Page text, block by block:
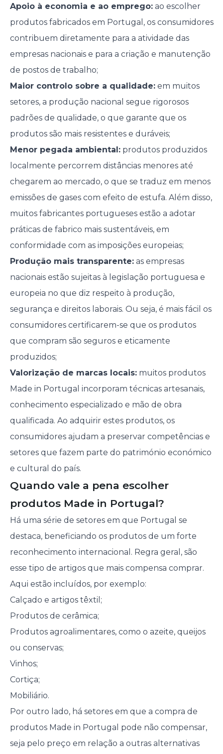
Apoio à economia e ao emprego:ao escolher
produtos fabricados em Portugal, os consumidores
contribuem diretamente para a atividade das
empresas nacionais e para a criação e manutenção
de postos de trabalho;
Maior controlo sobre a qualidade:em muitos
setores, a produção nacional segue rigorosos
padrões de qualidade, o que garante que os
produtos são mais resistentes e duráveis;
Menor pegada ambiental:produtos produzidos
localmente percorrem distâncias menores até
chegarem ao mercado, o que se traduz em menos
emissões de gases com efeito de estufa. Além disso,
muitos fabricantes portugueses estão a adotar
práticas de fabrico mais sustentáveis, em
conformidade com as imposições europeias;
Produção mais transparente:as empresas
nacionais estão sujeitas à legislação portuguesa e
europeia no que diz respeito à produção,
segurança e direitos laborais. Ou seja, é mais fácil os
consumidores certificarem-se que os produtos
que compram são seguros e eticamente
produzidos;
Valorização de marcas locais:muitos produtos
Made in Portugal incorporam técnicas artesanais,
conhecimento especializado e mão de obra
qualificada. Ao adquirir estes produtos, os
consumidores ajudam a preservar competências e
setores que fazem parte do património económico
e cultural do país.
Quando vale a pena escolher
produtos Made in Portugal?
Há uma série de setores em que Portugal se
destaca, beneficiando os produtos de um forte
reconhecimento internacional. Regra geral, são
esse tipo de artigos que mais compensa comprar.
Aqui estão incluídos, por exemplo:
Calçado e artigos têxtil;
Produtos de cerâmica;
Produtos agroalimentares, como o azeite, queijos
ou conservas;
Vinhos;
Cortiça;
Mobiliário.
Por outro lado, há setores em que a compra de
produtos Made in Portugal pode não compensar,
seja pelo preço em relação a outras alternativas